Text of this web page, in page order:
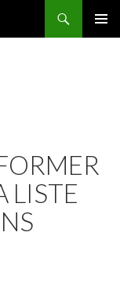
LISTE